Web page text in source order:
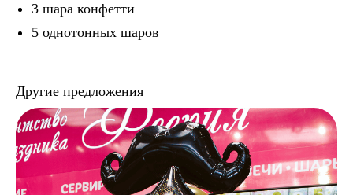
3 шара конфетти
5 однотонных шаров
Другие предложения